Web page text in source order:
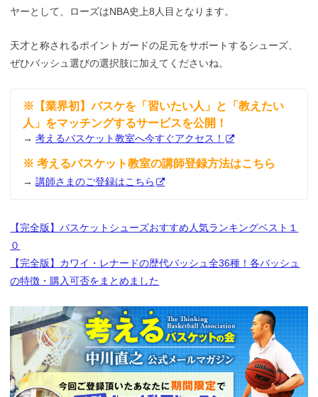
ヤーとして、ローズはNBA史上8人目となります。
天才と称されるポイントガードの足元をサポートするシューズ、
ぜひバッシュ選びの選択肢に加えてくださいね。
※【業界初】バスケを「習いたい人」と「教えたい
人」をマッチングするサービスを公開！
→考えるバスケット教室へ今すぐアクセス！
※ 考えるバスケット教室の講師登録方法はこちら
→講師さまのご登録はこちら
【完全版】バスケットシューズおすすめ人気ランキングベスト１
０
【完全版】カワイ・レナードの歴代バッシュ全36種！各バッシュ
の特徴・購入可否をまとめました